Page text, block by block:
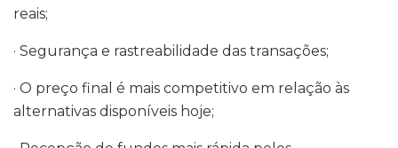
reais;
· Segurança e rastreabilidade das transações;
· O preço final é mais competitivo em relação às
alternativas disponíveis hoje;